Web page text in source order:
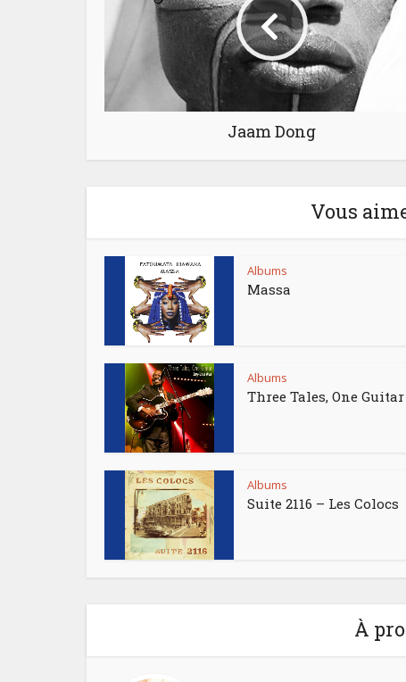
Jaam Dong
Vous
Albums
Massa
Albums
Three Tales, One Guitar
Albums
Suite 2116 – Les Colocs
À